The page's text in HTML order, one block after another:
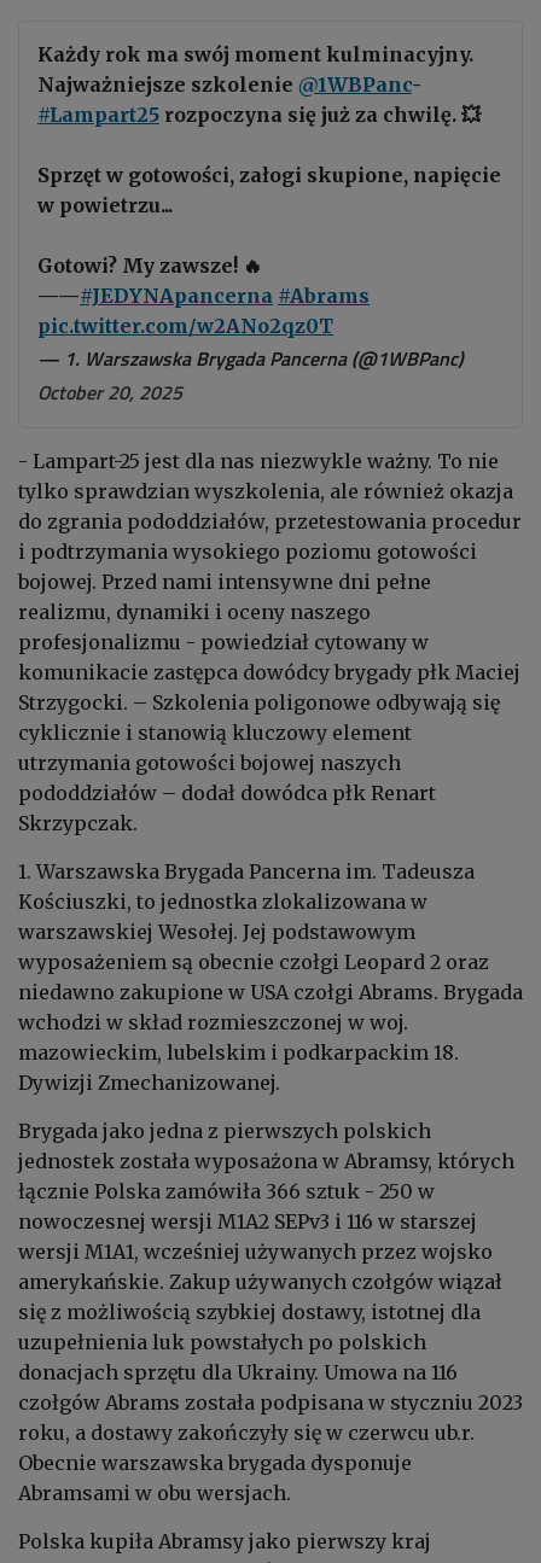
Każdy rok ma swój moment kulminacyjny.
Najważniejsze szkolenie @1WBPanc-
#Lampart25 rozpoczyna się już za chwilę. 💥
Sprzęt w gotowości, załogi skupione, napięcie
w powietrzu...
Gotowi? My zawsze! 🔥
——#JEDYNApancerna #Abrams
pic.twitter.com/w2ANo2qz0T
— 1. Warszawska Brygada Pancerna (@1WBPanc)
October 20, 2025
- Lampart-25 jest dla nas niezwykle ważny. To nie
tylko sprawdzian wyszkolenia, ale również okazja
do zgrania pododdziałów, przetestowania procedur
i podtrzymania wysokiego poziomu gotowości
bojowej. Przed nami intensywne dni pełne
realizmu, dynamiki i oceny naszego
profesjonalizmu - powiedział cytowany w
komunikacie zastępca dowódcy brygady płk Maciej
Strzygocki. – Szkolenia poligonowe odbywają się
cyklicznie i stanowią kluczowy element
utrzymania gotowości bojowej naszych
pododdziałów – dodał dowódca płk Renart
Skrzypczak.
1. Warszawska Brygada Pancerna im. Tadeusza
Kościuszki, to jednostka zlokalizowana w
warszawskiej Wesołej. Jej podstawowym
wyposażeniem są obecnie czołgi Leopard 2 oraz
niedawno zakupione w USA czołgi Abrams. Brygada
wchodzi w skład rozmieszczonej w woj.
mazowieckim, lubelskim i podkarpackim 18.
Dywizji Zmechanizowanej.
Brygada jako jedna z pierwszych polskich
jednostek została wyposażona w Abramsy, których
łącznie Polska zamówiła 366 sztuk - 250 w
nowoczesnej wersji M1A2 SEPv3 i 116 w starszej
wersji M1A1, wcześniej używanych przez wojsko
amerykańskie. Zakup używanych czołgów wiązał
się z możliwością szybkiej dostawy, istotnej dla
uzupełnienia luk powstałych po polskich
donacjach sprzętu dla Ukrainy. Umowa na 116
czołgów Abrams została podpisana w styczniu 2023
roku, a dostawy zakończyły się w czerwcu ub.r.
Obecnie warszawska brygada dysponuje
Abramsami w obu wersjach.
Polska kupiła Abramsy jako pierwszy kraj